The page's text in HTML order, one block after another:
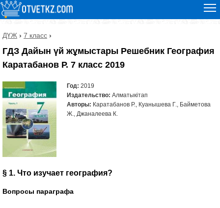
ДҮЖ › 7 класс ›
ГДЗ Дайын үй жұмыстары Решебник География
Каратабанов Р. 7 класс 2019
Год: 2019
Издательство: Алматыкітап
Авторы: Каратабанов Р., Куанышева Г., Байметова
Ж., Джаналеева К.
§ 1. Что изучает география?
Вопросы параграфа